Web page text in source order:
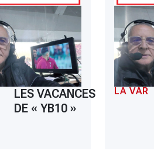
LES VACANCES
DE « YB10 »
LA VAR